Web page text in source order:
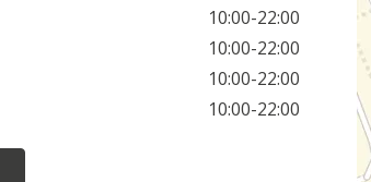
10:00-22:00
10:00-22:00
10:00-22:00
10:00-22:00